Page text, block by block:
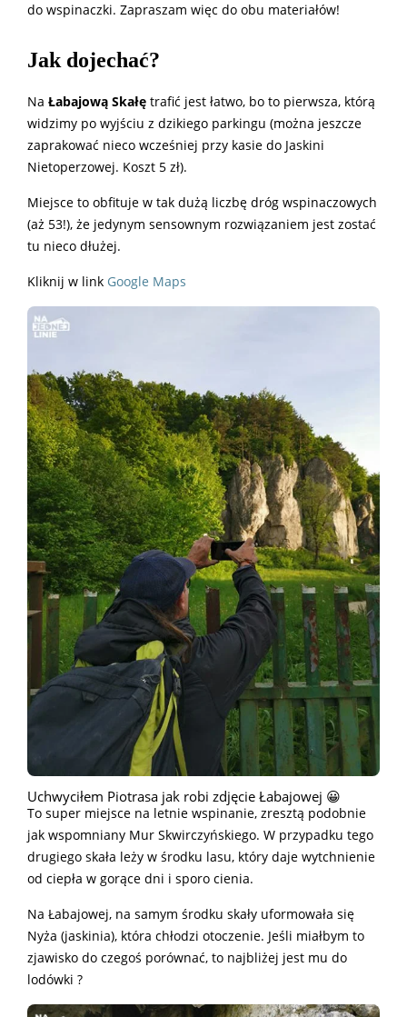
do wspinaczki. Zapraszam więc do obu materiałów!
Jak dojechać?
Na Łabajową Skałę trafić jest łatwo, bo to pierwsza, którą
widzimy po wyjściu z dzikiego parkingu (można jeszcze
zaprakować nieco wcześniej przy kasie do Jaskini
Nietoperzowej. Koszt 5 zł).
Miejsce to obfituje w tak dużą liczbę dróg wspinaczowych
(aż 53!), że jedynym sensownym rozwiązaniem jest zostać
tu nieco dłużej.
Kliknij w link Google Maps
Uchwyciłem Piotrasa jak robi zdjęcie Łabajowej 😀
To super miejsce na letnie wspinanie, zresztą podobnie
jak wspomniany Mur Skwirczyńskiego. W przypadku tego
drugiego skała leży w środku lasu, który daje wytchnienie
od ciepła w gorące dni i sporo cienia.
Na Łabajowej, na samym środku skały uformowała się
Nyża (jaskinia), która chłodzi otoczenie. Jeśli miałbym to
zjawisko do czegoś porównać, to najbliżej jest mu do
lodówki ?